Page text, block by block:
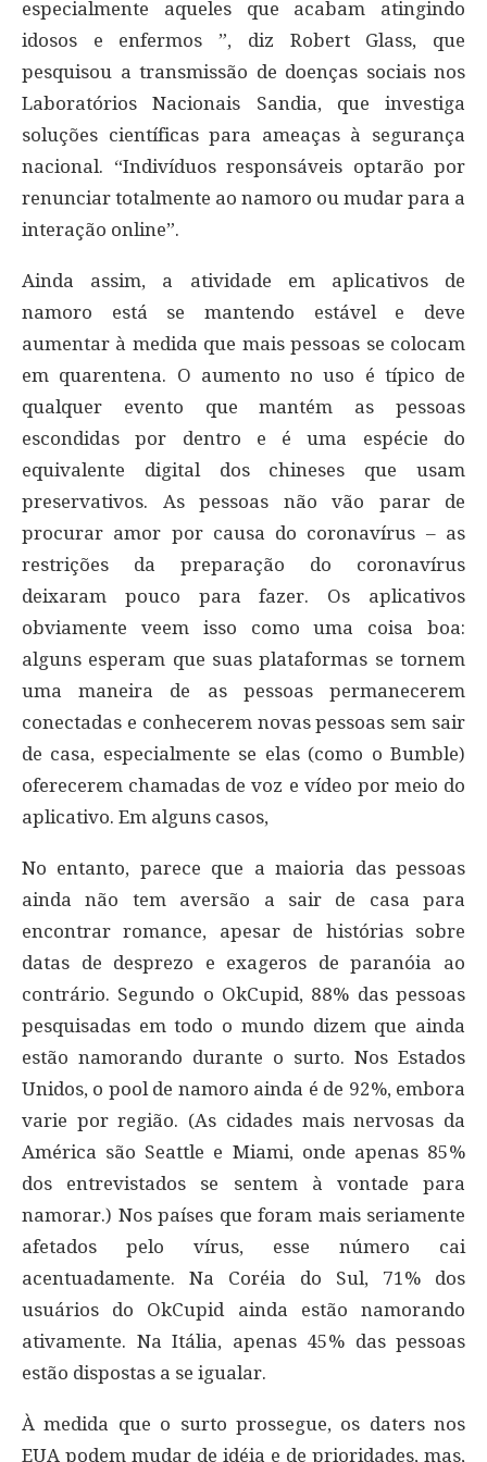
especialmente aqueles que acabam atingindo
idosos e enfermos ”, diz Robert Glass, que
pesquisou a transmissão de doenças sociais nos
Laboratórios Nacionais Sandia, que investiga
soluções científicas para ameaças à segurança
nacional. “Indivíduos responsáveis ​​optarão por
renunciar totalmente ao namoro ou mudar para a
interação online”.
Ainda assim, a atividade em aplicativos de
namoro está se mantendo estável e deve
aumentar à medida que mais pessoas se colocam
em quarentena. O aumento no uso é típico de
qualquer evento que mantém as pessoas
escondidas por dentro e é uma espécie do
equivalente digital dos chineses que usam
preservativos. As pessoas não vão parar de
procurar amor por causa do coronavírus – as
restrições da preparação do coronavírus
deixaram pouco para fazer. Os aplicativos
obviamente veem isso como uma coisa boa:
alguns esperam que suas plataformas se tornem
uma maneira de as pessoas permanecerem
conectadas e conhecerem novas pessoas sem sair
de casa, especialmente se elas (como o Bumble)
oferecerem chamadas de voz e vídeo por meio do
aplicativo. Em alguns casos,
No entanto, parece que a maioria das pessoas
ainda não tem aversão a sair de casa para
encontrar romance, apesar de histórias sobre
datas de desprezo e exageros de paranóia ao
contrário. Segundo o OkCupid, 88% das pessoas
pesquisadas em todo o mundo dizem que ainda
estão namorando durante o surto. Nos Estados
Unidos, o pool de namoro ainda é de 92%, embora
varie por região. (As cidades mais nervosas da
América são Seattle e Miami, onde apenas 85%
dos entrevistados se sentem à vontade para
namorar.) Nos países que foram mais seriamente
afetados pelo vírus, esse número cai
acentuadamente. Na Coréia do Sul, 71% dos
usuários do OkCupid ainda estão namorando
ativamente. Na Itália, apenas 45% das pessoas
estão dispostas a se igualar.
À medida que o surto prossegue, os daters nos
EUA podem mudar de idéia e de prioridades, mas,